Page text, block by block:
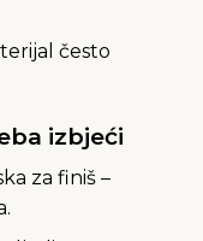
često
izbjeći
za finiš –